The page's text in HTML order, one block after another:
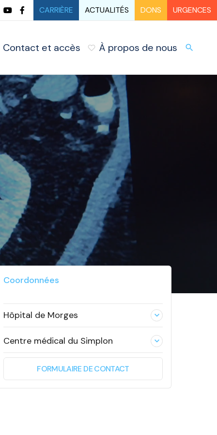
CARRIÈRE ACTUALITÉS DONS URGENCES
Contact et accès À propos de nous search
Coordonnées
Hôpital de Morges expand_less
Centre médical du Simplon expand_less
FORMULAIRE DE CONTACT